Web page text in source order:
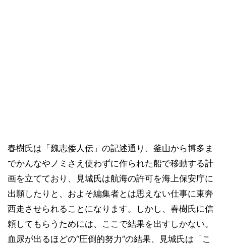
春樹氏は「魏志倭人伝」の記述通り、釜山から博多ま
でかんなやノミさえ使わずに作られた船で移動する計
画を立てており、見城氏は航海の許可を海上保安庁に
出願したりと、およそ編集者とは思えない仕事に東奔
西走させられることになります。しかし、春樹氏に信
頼してもらうためには、ここで結果を出すしかない。
血尿が出るほどの“圧倒的努力”の結果、見城氏は「こ